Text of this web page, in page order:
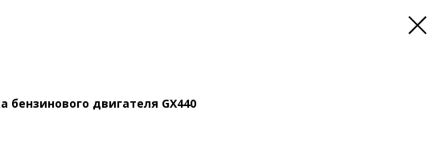
бензинового двигателя GX440